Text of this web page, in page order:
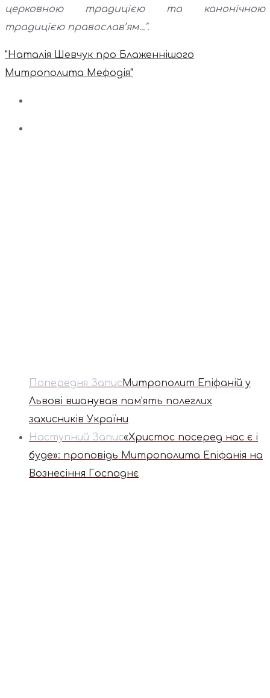
церковною традицією та канонічною
традицією православ’ям...".
"Наталія Шевчук про Блаженнішого
Митрополита Мефодія"
Попередня ЗаписМитрополит Епіфаній у
Львові вшанував пам’ять полеглих
захисників України
Наступний Запис«Христос посеред нас є і
буде»: проповідь Митрополита Епіфанія на
Вознесіння Господнє